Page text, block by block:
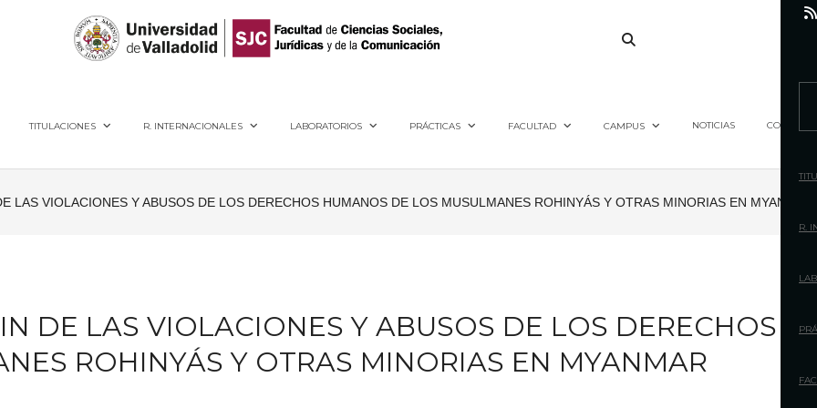
TITULACIONES R. INTERNACIONALES LABORATORIOS PRÁCTICAS FACULTAD CAMPUS NOTICIAS CONTACTO
LAS VIOLACIONES Y ABUSOS DE LOS DERECHOS HUMANOS DE LOS MUSULMANES ROHINYÁS Y OTRAS MINORIAS EN MYANMAR
DE LAS VIOLACIONES Y ABUSOS DE LOS DERECHOS
ROHINYÁS Y OTRAS MINORIAS EN MYANMAR
r
h
o
:
R.